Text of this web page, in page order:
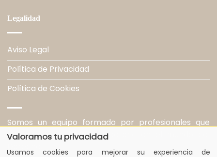
Legalidad
Aviso Legal
Política de Privacidad
Política de Cookies
Somos un equipo formado por profesionales que
gozan de una larga trayectoria en el mundo del
Valoramos tu privacidad
Usamos cookies para mejorar su experiencia de